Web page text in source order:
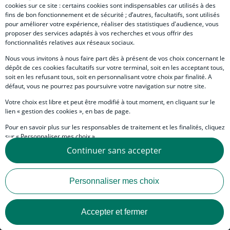
Langue
Aucun résultat ne correspond aux filtres de recherche actuels.
26 27 28 29 30 31 Page
cookies sur ce site : certains cookies sont indispensables car utilisés à des
fins de bon fonctionnement et de sécurité ; d’autres, facultatifs, sont utilisés
pour améliorer votre expérience, réaliser des statistiques d'audience, vous
proposer des services adaptés à vos recherches et vous offrir des
fonctionnalités relatives aux réseaux sociaux.
Nous vous invitons à nous faire part dès à présent de vos choix concernant le
dépôt de ces cookies facultatifs sur votre terminal, soit en les acceptant tous,
soit en les refusant tous, soit en personnalisant votre choix par finalité. A
défaut, vous ne pourrez pas poursuivre votre navigation sur notre site.
Votre choix est libre et peut être modifié à tout moment, en cliquant sur le
lien « gestion des cookies », en bas de page.
Pour en savoir plus sur les responsables de traitement et les finalités, cliquez
sur « Personnaliser mes choix ».
Vous pouvez également consulter notre Politique de protection des données
personnelles en cliquant sur le lien « Protection des données personnelles »
en bas de page.
Continuer sans accepter
Personnaliser mes choix
Accepter et fermer